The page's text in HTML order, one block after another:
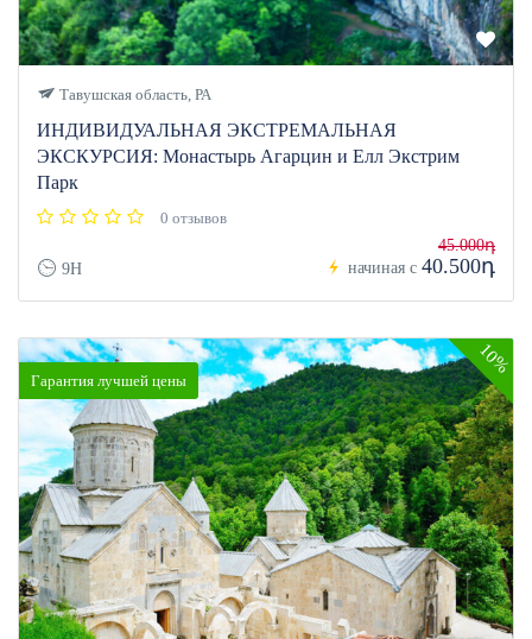
Тавушская область, РА
ИНДИВИДУАЛЬНАЯ ЭКСТРЕМАЛЬНАЯ
ЭКСКУРСИЯ: Монастырь Агарцин и Елл Экстрим
Парк
0 отзывов
9H начиная с
45.000դ
40.500դ
Гарантия лучшей цены
10%